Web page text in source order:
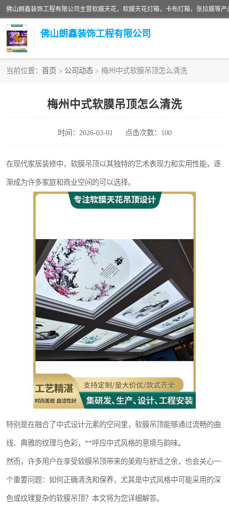
佛山朗鑫装饰工程有限公司
当前位置： 首页 > 公司动态 > 梅州中式软膜吊顶怎么清洗
梅州中式软膜吊顶怎么清洗
时间：2026-03-01 点击次数：100
在现代家居装修中，软膜吊顶以其独特的艺术表现力和实用性能，逐
渐成为许多家庭和商业空间的可以选择。
特别是在融合了中式设计元素的空间里，软膜吊顶能够通过流畅的曲
线、典雅的纹理与色彩，**呼应中式风格的意境与韵味。
然而，许多用户在享受软膜吊顶带来的美观与舒适之余，也会关心一
个重要问题：如何正确清洗和保养，尤其是中式风格中可能采用的深
色或纹理复杂的软膜吊顶？本文将为您详细解答。